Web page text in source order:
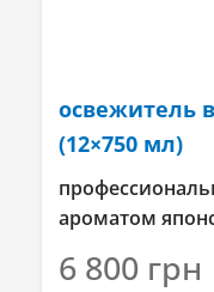
освежитель
(12×750 мл)
ароматом
6 800 грн